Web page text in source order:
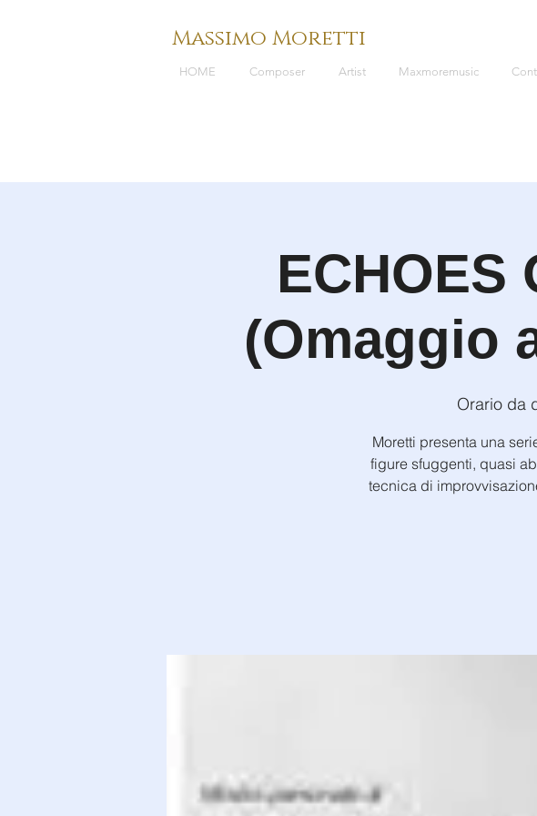
Massimo Moretti
HOME Composer Artist Maxmoremusic
ECHOES
(Omaggio
Orario da
Moretti presenta una
figure sfuggenti, quasi
tecnica di